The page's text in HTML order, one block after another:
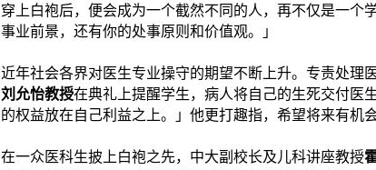
穿上白袍后，便会成为一个截然不同的人，再不仅是一个
事业前景，还有你的处事原则和价值观。」
近年社会各界对医生专业操守的期望不断上升。专责处理
刘允怡教授在典礼上提醒学生，病人将自己的生死交付医
的权益放在自己利益之上。」他更打趣指，希望将来有机
在一众医科生披上白袍之先，中大副校长及儿科讲座教授